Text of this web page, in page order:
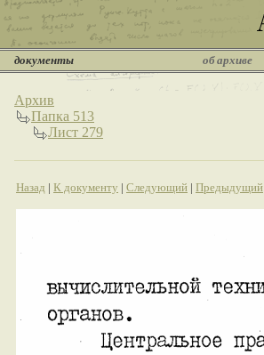
документы об архиве
Архив
Папка 513
Лист 279
Назад | К документу | Следующий | Предыдущий